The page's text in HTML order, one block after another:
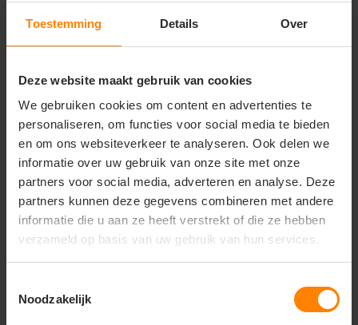
Toestemming Details Over
Deze website maakt gebruik van cookies
We gebruiken cookies om content en advertenties te
personaliseren, om functies voor social media te bieden
en om ons websiteverkeer te analyseren. Ook delen we
informatie over uw gebruik van onze site met onze
partners voor social media, adverteren en analyse. Deze
partners kunnen deze gegevens combineren met andere
informatie die u aan ze heeft verstrekt of die ze hebben
verzameld op basis van uw gebruik van hun services.
Noodzakelijk